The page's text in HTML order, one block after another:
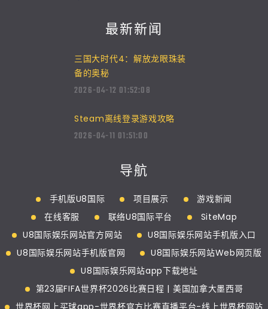
最新新闻
三国大时代4：解放龙眼珠装
备的奥秘
2026-04-12 01:52:08
Steam离线登录游戏攻略
2026-04-11 01:51:00
导航
手机版U8国际 项目展示
游戏新闻
在线客服
联络U8国际平台
SiteMap
U8国际娱乐网站官方网站
U8国际娱乐网站手机版入口
U8国际娱乐网站手机版官网
U8国际娱乐网站Web网页版
U8国际娱乐网站app下载地址
第23届FIFA世界杯2026比赛日程 | 美国加拿大墨西哥
世界杯网上买球app-世界杯官方比赛直播平台-线上世界杯网站